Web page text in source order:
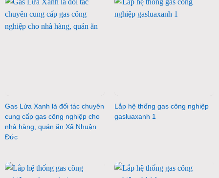
Gas Lửa Xanh là đối tác chuyên
cung cấp gas công nghiệp cho
nhà hàng, quán ăn Xã Nhuận
Đức
Lắp hệ thống gas công nghiệp
gasluaxanh 1